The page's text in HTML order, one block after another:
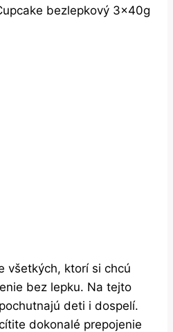
bezlepkový 3x40g
všetkých, ktorí si chcú
bez lepku. Na tejto
deti i dospelí.
dokonalé prepojenie